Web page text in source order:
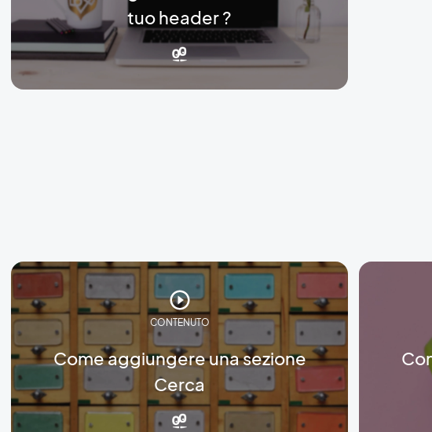
tuo header ?
CONTENUTO
Come aggiungere una sezione
Cerca